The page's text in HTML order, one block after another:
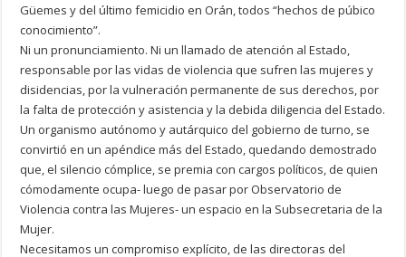
Güemes y del último femicidio en Orán, todos “hechos de púbico
conocimiento”.
Ni un pronunciamiento. Ni un llamado de atención al Estado,
responsable por las vidas de violencia que sufren las mujeres y
disidencias, por la vulneración permanente de sus derechos, por
la falta de protección y asistencia y la debida diligencia del Estado.
Un organismo autónomo y autárquico del gobierno de turno, se
convirtió en un apéndice más del Estado, quedando demostrado
que, el silencio cómplice, se premia con cargos políticos, de quien
cómodamente ocupa- luego de pasar por Observatorio de
Violencia contra las Mujeres- un espacio en la Subsecretaria de la
Mujer.
Necesitamos un compromiso explícito, de las directoras del